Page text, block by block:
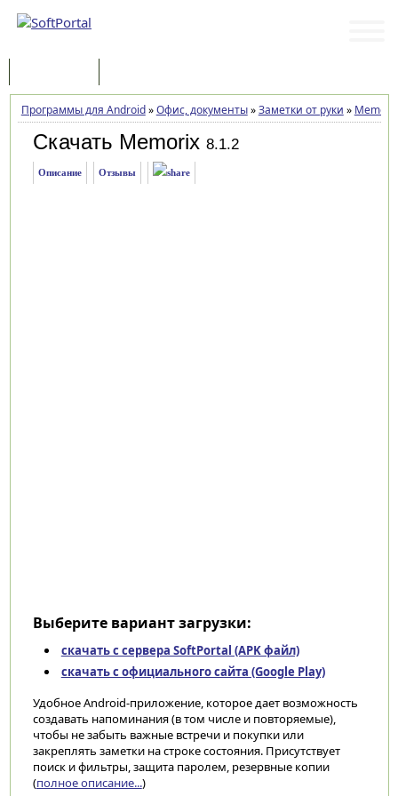
Программы для Android»Офис, документы»Заметки от руки » Memorix
Скачать Memorix 8.1.2
Описание Отзывы
Выберите вариант загрузки:
скачать с сервера SoftPortal (APK файл)
скачать с официального сайта (Google Play)
Удобное Android-приложение, которое дает возможность
создавать напоминания (в том числе и повторяемые),
чтобы не забыть важные встречи и покупки или
закреплять заметки на строке состояния. Присутствует
поиск и фильтры, защита паролем, резервные копии
(полное описание...)